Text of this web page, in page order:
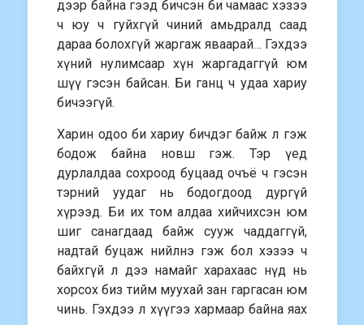
дээр байна гээд бичсэн би чамаас хэзээ
ч юу ч гуйхгүй чиний амьдралд саад
дараа болохгүй жаргаж яваарай… Гэхдээ
хүний нулимсаар хүн жаргадаггүй юм
шүү гэсэн байсан. Би ганц ч удаа хариу
бичээгүй.
Харин одоо би хариу бичдэг байж л гэж
бодож байна новш гэж. Тэр үед
дурлалдаа сохроод буцаад очъё ч гэсэн
тэрний уудаг нь бодогдоод дургүй
хүрээд. Би их том алдаа хийчихсэн юм
шиг санагдаад байж сууж чаддаггүй,
надтай буцаж нийлнэ гэж бол хэзээ ч
байхгүй л дээ намайг харахаас нүд нь
хорсох биз тийм муухай зан гаргасан юм
чинь. Гэхдээ л хүүгээ хармаар байна яах